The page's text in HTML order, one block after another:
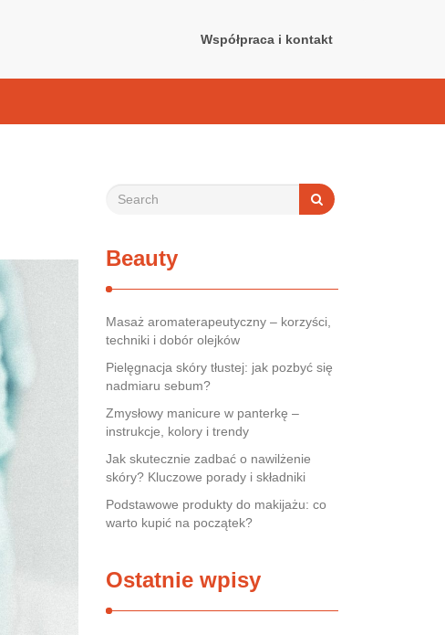
Współpraca i kontakt
Beauty
Masaż aromaterapeutyczny – korzyści,
techniki i dobór olejków
Pielęgnacja skóry tłustej: jak pozbyć się
nadmiaru sebum?
Zmysłowy manicure w panterkę –
instrukcje, kolory i trendy
Jak skutecznie zadbać o nawilżenie
skóry? Kluczowe porady i składniki
Podstawowe produkty do makijażu: co
warto kupić na początek?
Ostatnie wpisy